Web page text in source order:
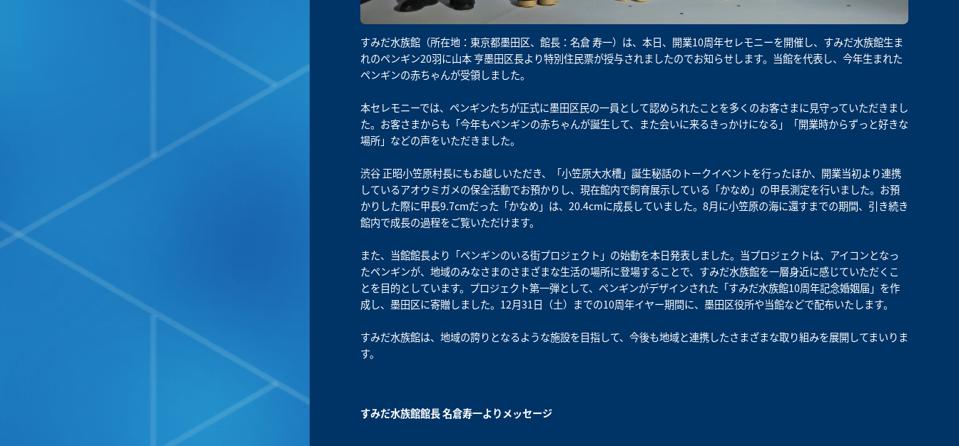
すみだ水族館（所在地：東京都墨田区、館長：名倉 寿一）は、本日、開業10周年セレモニーを開催し、すみだ水族館生ま
れのペンギン20羽に山本 亨墨田区長より特別住民票が授与されましたのでお知らせします。当館を代表し、今年生まれた
ペンギンの赤ちゃんが受領しました。
本セレモニーでは、ペンギンたちが正式に墨田区民の一員として認められたことを多くのお客さまに見守っていただきまし
た。お客さまからも「今年もペンギンの赤ちゃんが誕生して、また会いに来るきっかけになる」「開業時からずっと好きな
場所」などの声をいただきました。
渋谷 正昭小笠原村長にもお越しいただき、「小笠原大水槽」誕生秘話のトークイベントを行ったほか、開業当初より連携
しているアオウミガメの保全活動でお預かりし、現在館内で飼育展示している「かなめ」の甲長測定を行いました。お預
かりした際に甲長9.7cmだった「かなめ」は、20.4cmに成長していました。8月に小笠原の海に還すまでの期間、引き続き
館内で成長の過程をご覧いただけます。
また、当館館長より「ペンギンのいる街プロジェクト」の始動を本日発表しました。当プロジェクトは、アイコンとなっ
たペンギンが、地域のみなさまのさまざまな生活の場所に登場することで、すみだ水族館を一層身近に感じていただくこ
とを目的としています。プロジェクト第一弾として、ペンギンがデザインされた「すみだ水族館10周年記念婚姻届」を作
成し、墨田区に寄贈しました。12月31日（土）までの10周年イヤー期間に、墨田区役所や当館などで配布いたします。
すみだ水族館は、地域の誇りとなるような施設を目指して、今後も地域と連携したさまざまな取り組みを展開してまいりま
す。
すみだ水族館館長 名倉寿一よりメッセージ